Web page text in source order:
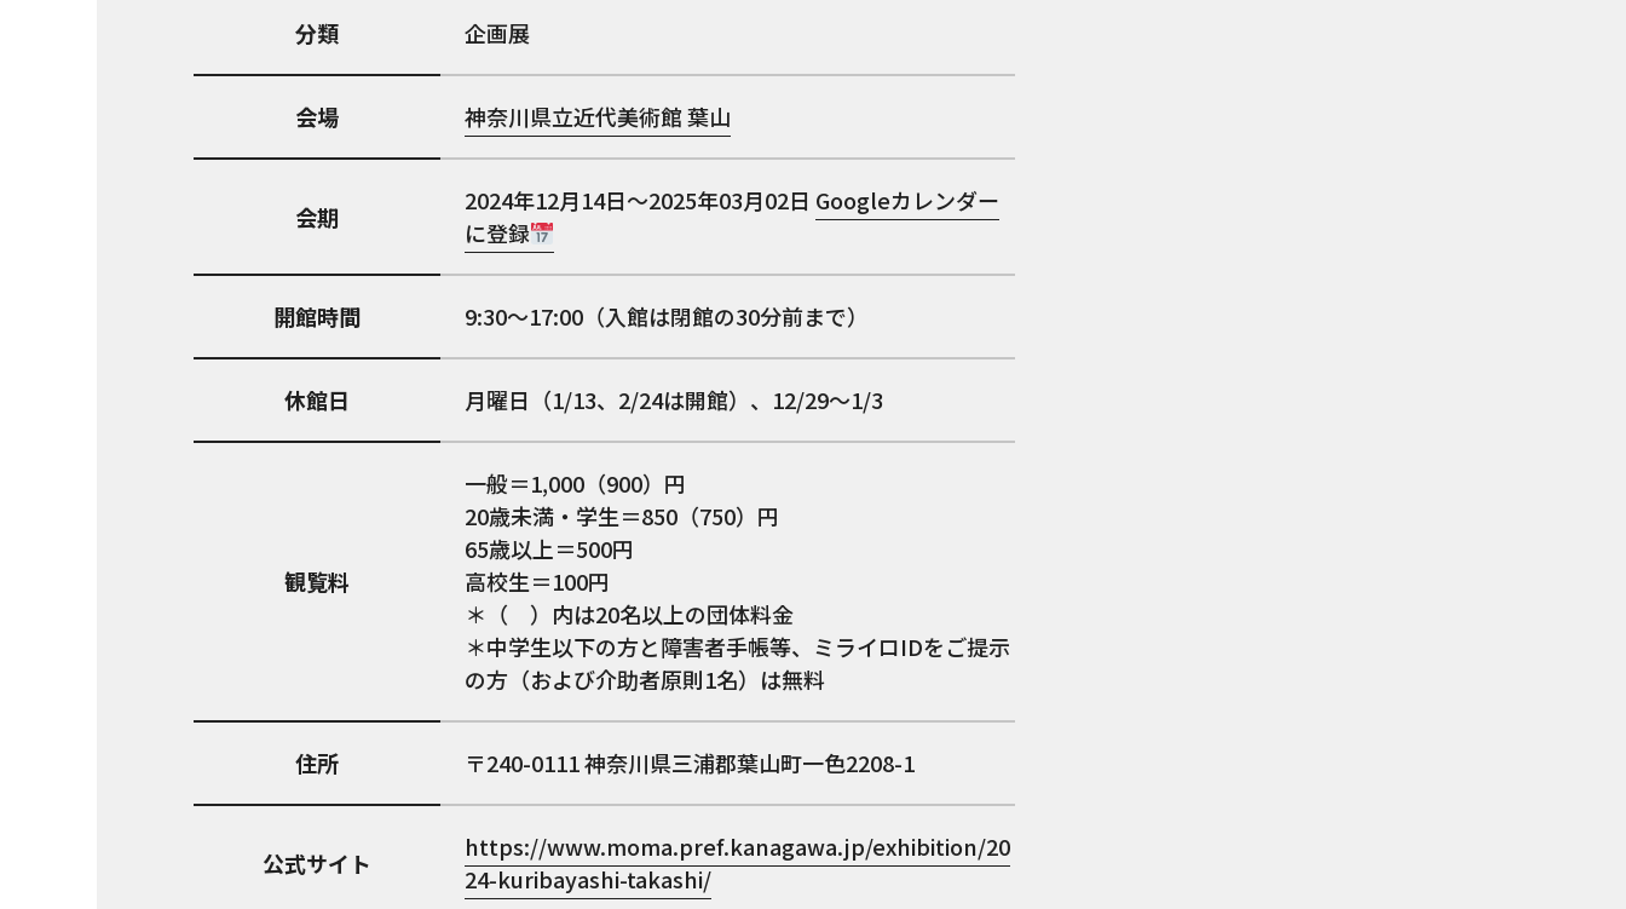
分類 企画展
会場 神奈川県立近代美術館 葉山
会期
2024年12月14日～2025年03月02日 Googleカレンダー
に登録
開館時間 9:30～17:00（入館は閉館の30分前まで）
休館日 月曜日（1/13、2/24は開館）、12/29〜1/3
観覧料
一般＝1,000（900）円
20歳未満・学生＝850（750）円
65歳以上＝500円
高校生＝100円
＊（ ）内は20名以上の団体料金
＊中学生以下の方と障害者手帳等、ミライロIDをご提示
の方（および介助者原則1名）は無料
住所 240-0111神奈川県三浦郡葉山町一色2208-1
公式サイト
https://www.moma.pref.kanagawa.jp/exhibition/20
24-kuribayashi-takashi/